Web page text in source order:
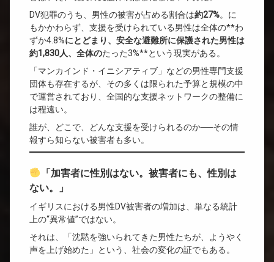
DV犯罪のうち、男性の被害が占める割合は約27%。に
もかかわらず、支援を受けられている男性は全体の**わ
ずか4.8%にとどまり、安全な避難所に保護された男性は
約1,830人、全体のたった3%**という現実がある。
「マンカインド・イニシアティブ」などの男性専門支援
団体も存在するが、その多くは限られた予算と規模の中
で運営されており、全国的な支援ネットワークの整備に
は程遠い。
誰が、どこで、どんな支援を受けられるのか──その情
報すら知らない被害者も多い。
「加害者に性別はない。被害者にも、性別は
ない。」
イギリスにおける男性DV被害者の増加は、単なる統計
上の“異常値”ではない。
それは、「沈黙を強いられてきた男性たちが、ようやく
声を上げ始めた」という、社会の変化の証でもある。